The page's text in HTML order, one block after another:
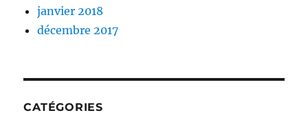
janvier 2018
décembre 2017
CATÉGORIES